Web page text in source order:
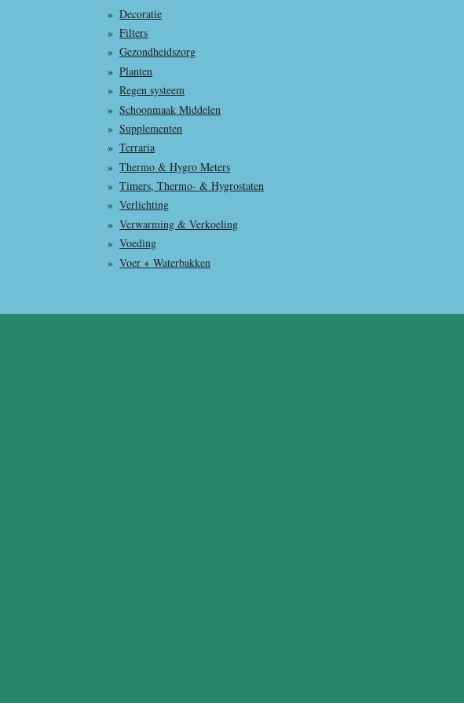
Decoratie
Filters
Gezondheidszorg
Planten
Regen systeem
Schoonmaak Middelen
Supplementen
Terraria
Thermo & Hygro Meters
Timers, Thermo- & Hygrostaten
Verlichting
Verwarming & Verkoeling
Voeding
Voer + Waterbakken